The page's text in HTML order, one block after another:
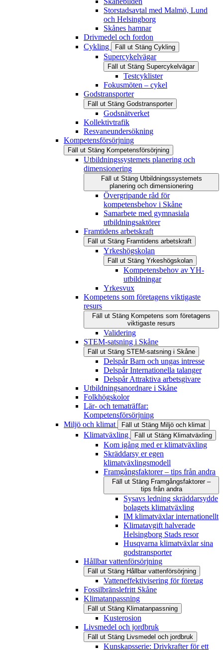
Storstadsavtal med Malmö, Lund
och Helsingborg
Skånes hamnar
Drivmedel och fordon
Cykling
Fäll ut Stäng Cykling
Supercykelvägar
Fäll ut Stäng Supercykelvägar
Testcyklister
Fokusmöten – cykel
Godstransporter
Fäll ut Stäng Godstransporter
Godsnätverket
Kollektivtrafik
Resvaneundersökning
Kompetensförsörjning
Fäll ut Stäng Kompetensförsörjning
Utbildningssystemets planering och
dimensionering
Fäll ut Stäng Utbildningssystemets
planering och dimensionering
Övergripande råd för
kompetensbehov i Skåne
Samarbete med gymnasiala
utbildningsaktörer
Framtidens arbetskraft
Fäll ut Stäng Framtidens arbetskraft
Yrkeshögskolan
Fäll ut Stäng Yrkeshögskolan
Kompetensbehov av YH-
utbildningar
Yrkesvux
Kompetens som företagens viktigaste
resurs
Fäll ut Stäng Kompetens som företagens
viktigaste resurs
Validering
STEM-satsning i Skåne
Fäll ut Stäng STEM-satsning i Skåne
Delspår Barn och ungas intresse
Delspår Internationella talanger
Delspår Attraktiva arbetsgivare
Utbildningsanordnare i Skåne
Folkhögskolor
Lär- och tematräffar:
Kompetensförsörjning
Miljö och klimat
Fäll ut Stäng Miljö och klimat
Klimatväxling Fäll ut Stäng Klimatväxling
Kom igång med er klimatväxling
Skräddarsy er egen
klimatväxlingsmodell
Framgångsfaktorer – tips från andra
Fäll ut Stäng Framgångsfaktorer –
tips från andra
Sysavs ledning skräddarsydde
bolagets klimatväxling
IM klimatväxlar internationellt
Klimatavgift halverade
Helsingborg Stads resor
Husqvarna klimatväxlar sina
godstransporter
Hållbar vattenförsörjning
Fäll ut Stäng Hållbar vattenförsörjning
Vatteneffektivisering för företag
Fossilbränslefritt Skåne
Klimatanpassning
Fäll ut Stäng Klimatanpassning
Kusterosion
Livsmedel och jordbruk
Fäll ut Stäng Livsmedel och jordbruk
Kunskapsserie: Drivkrafter för ett